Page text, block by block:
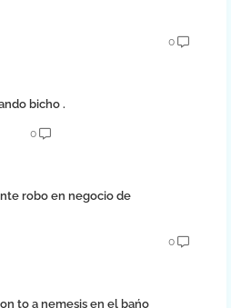
0
bicho .
0
robo en negocio de
0
to a nemesis en el bańo